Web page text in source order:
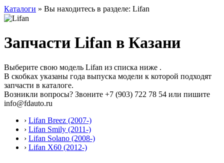
Каталоги » Вы находитесь в разделе: Lifan
Запчасти Lifan в Казани
Выберите свою модель Lifan из списка ниже .
В скобках указаны года выпуска модели к которой подходят
запчасти в каталоге.
Возникли вопросы? Звоните +7 (903) 722 78 54 или пишите
info@fdauto.ru
› Lifan Breez (2007-)
› Lifan Smily (2011-)
› Lifan Solano (2008-)
› Lifan X60 (2012-)